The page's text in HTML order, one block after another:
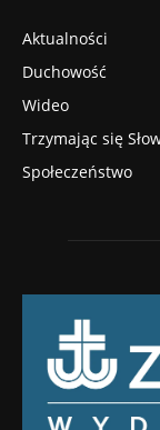
Aktualności
Duchowość
Wideo
Trzymając się
Społeczeństwo